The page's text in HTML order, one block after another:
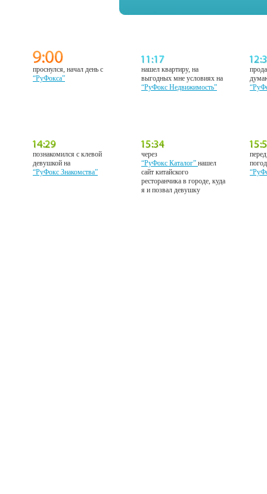
проснулся, начал день с
“РуФокса”
нашел квартиру, на
выгодных мне условиях на
“РуФокс Недвижимость”
познакомился с клевой
девушкой на
“РуФокс Знакомства”
через
“РуФокс Каталог”нашел
сайт китайского
ресторанчика в городе, куда
я и позвал девушку